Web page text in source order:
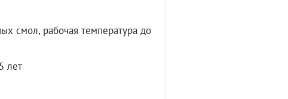
смол, рабочая температура до
лет